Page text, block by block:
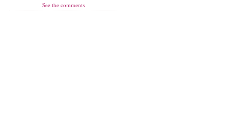
See the comments